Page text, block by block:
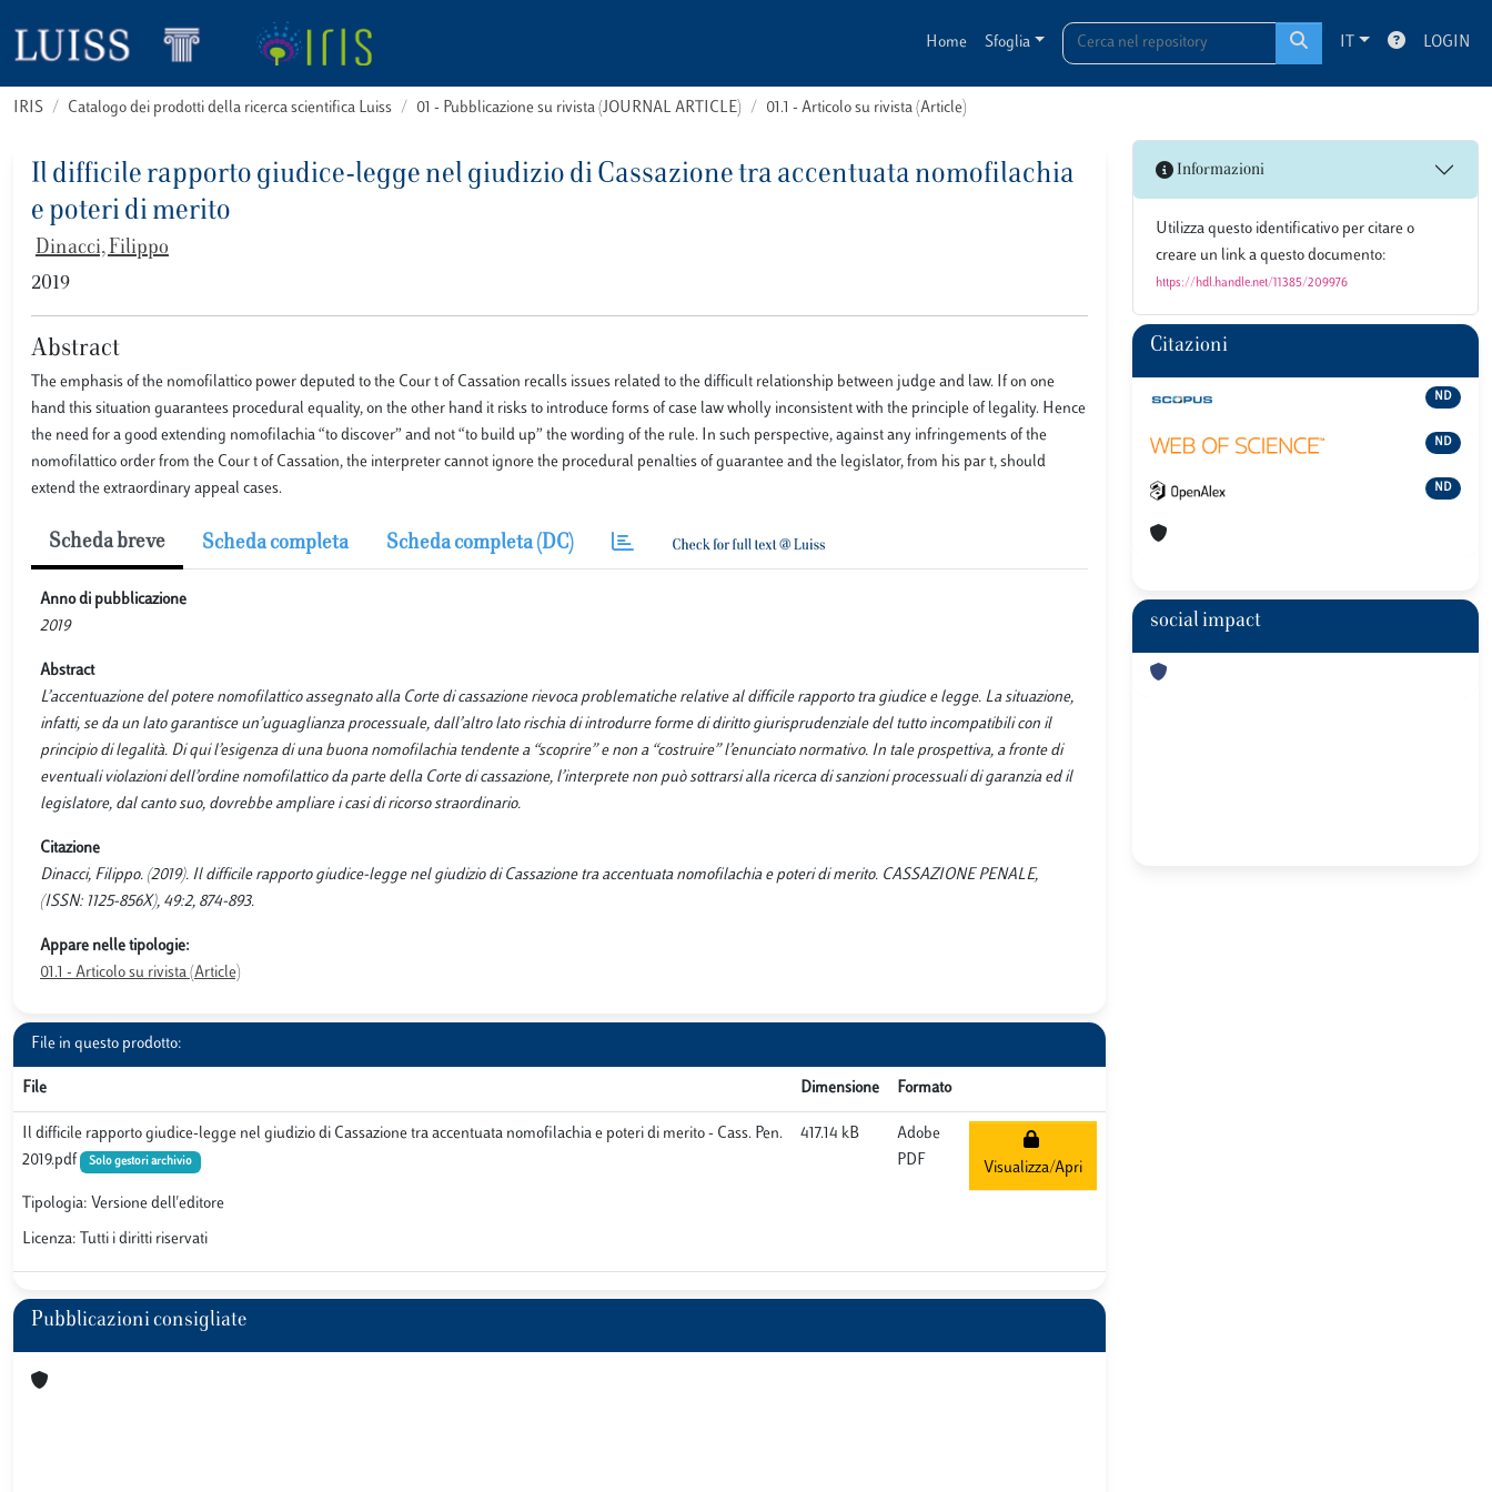
Home Sfoglia IT LOGIN
IRIS Catalogo dei prodotti della ricerca scientifica Luiss 01 - Pubblicazione su rivista (JOURNAL ARTICLE) 01.1 - Articolo su rivista (Article)
Il difficile rapporto giudice-legge nel giudizio di Cassazione tra accentuata nomofilachia
e poteri di merito
Dinacci, Filippo
2019
Abstract
The emphasis of the nomofilattico power deputed to the Cour t of Cassation recalls issues related to the difficult relationship between judge and law. If on one
hand this situation guarantees procedural equality, on the other hand it risks to introduce forms of case law wholly inconsistent with the principle of legality. Hence
the need for a good extending nomofilachia “to discover” and not “to build up” the wording of the rule. In such perspective, against any infringements of the
nomofilattico order from the Cour t of Cassation, the interpreter cannot ignore the procedural penalties of guarantee and the legislator, from his par t, should
extend the extraordinary appeal cases.
Scheda breve Scheda completa Scheda completa (DC)
Anno di pubblicazione
2019
Abstract
L’accentuazione del potere nomofilattico assegnato alla Corte di cassazione rievoca problematiche relative al difficile rapporto tra giudice e legge. La situazione,
infatti, se da un lato garantisce un’uguaglianza processuale, dall’altro lato rischia di introdurre forme di diritto giurisprudenziale del tutto incompatibili con il
principio di legalità. Di qui l’esigenza di una buona nomofilachia tendente a “scoprire” e non a “costruire” l’enunciato normativo. In tale prospettiva, a fronte di
eventuali violazioni dell’ordine nomofilattico da parte della Corte di cassazione, l’interprete non può sottrarsi alla ricerca di sanzioni processuali di garanzia ed il
legislatore, dal canto suo, dovrebbe ampliare i casi di ricorso straordinario.
Citazione
Dinacci, Filippo. (2019). Il difficile rapporto giudice-legge nel giudizio di Cassazione tra accentuata nomofilachia e poteri di merito. CASSAZIONE PENALE,
(ISSN: 1125-856X), 49:2, 874-893.
Appare nelle tipologie:
01.1 - Articolo su rivista (Article)
File in questo prodotto:
File Dimensione Formato
Il difficile rapporto giudice-legge nel giudizio di Cassazione tra accentuata nomofilachia e poteri di merito - Cass. Pen.
2019.pdf
Solo gestori archivio
Tipologia: Versione dell'editore
Licenza: Tutti i diritti riservati
417.14 kB
Adobe
PDF
Visualizza/Apri
Pubblicazioni consigliate
Informazioni
Utilizza questo identificativo per citare o
creare un link a questo documento:
https://hdl.handle.net/11385/209976
Citazioni
ND
ND
ND
social impact